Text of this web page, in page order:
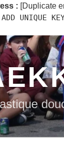
: [Duplicate